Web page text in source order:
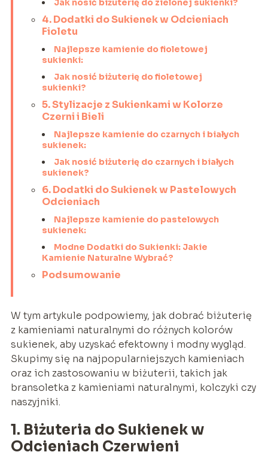
Jak nosić biżuterię do zielonej sukienki?
4. Dodatki do Sukienek w Odcieniach
Fioletu
Najlepsze kamienie do fioletowej
sukienki:
Jak nosić biżuterię do fioletowej
sukienki?
5. Stylizacje z Sukienkami w Kolorze
Czerni i Bieli
Najlepsze kamienie do czarnych i białych
sukienek:
Jak nosić biżuterię do czarnych i białych
sukienek?
6. Dodatki do Sukienek w Pastelowych
Odcieniach
Najlepsze kamienie do pastelowych
sukienek:
Modne Dodatki do Sukienki: Jakie
Kamienie Naturalne Wybrać?
Podsumowanie
W tym artykule podpowiemy, jak dobrać biżuterię
z kamieniami naturalnymi do różnych kolorów
sukienek, aby uzyskać efektowny i modny wygląd.
Skupimy się na najpopularniejszych kamieniach
oraz ich zastosowaniu w biżuterii, takich jak
bransoletka z kamieniami naturalnymi, kolczyki czy
naszyjniki.
1. Biżuteria do Sukienek w
Odcieniach Czerwieni